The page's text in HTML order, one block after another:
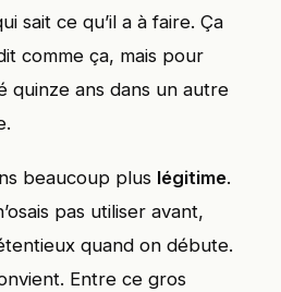
sait ce qu’il a à faire. Ça
comme ça, mais pour
quinze ans dans un autre
beaucoup plus légitime.
pas utiliser avant,
quand on débute.
Entre ce gros